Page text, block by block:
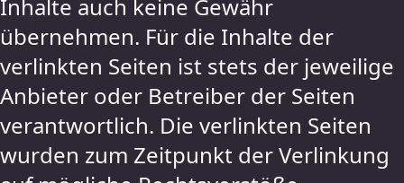
Inhalte auch keine Gewähr
übernehmen. Für die Inhalte der
verlinkten Seiten ist stets der jeweilige
Anbieter oder Betreiber der Seiten
verantwortlich. Die verlinkten Seiten
wurden zum Zeitpunkt der Verlinkung